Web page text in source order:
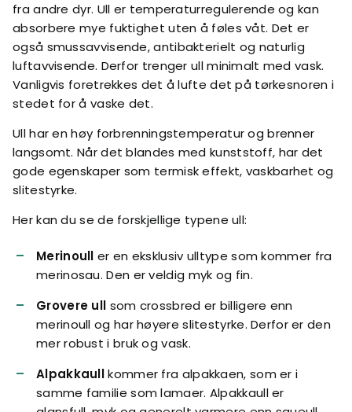
fra andre dyr. Ull er temperaturregulerende og kan
absorbere mye fuktighet uten å føles våt. Det er
også smussavvisende, antibakterielt og naturlig
luftavvisende. Derfor trenger ull minimalt med vask.
Vanligvis foretrekkes det å lufte det på tørkesnoren i
stedet for å vaske det.
Ull har en høy forbrenningstemperatur og brenner
langsomt. Når det blandes med kunststoff, har det
gode egenskaper som termisk effekt, vaskbarhet og
slitestyrke.
Her kan du se de forskjellige typene ull:
Merinoull er en eksklusiv ulltype som kommer fra
merinosau. Den er veldig myk og fin.
Grovere ull som crossbred er billigere enn
merinoull og har høyere slitestyrke. Derfor er den
mer robust i bruk og vask.
Alpakkaullkommer fra alpakkaen, som er i
samme familie som lamaer. Alpakkaull er